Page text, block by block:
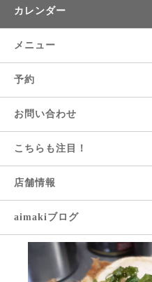
カレンダー
メニュー
予約
お問い合わせ
こちらも注目！
店舗情報
aimakiブログ